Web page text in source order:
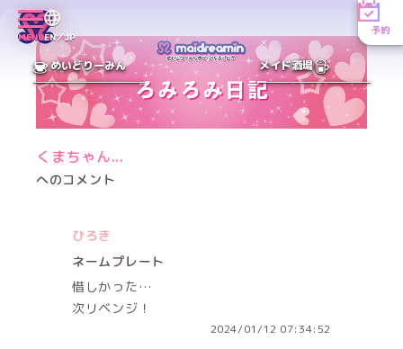
MENUEN／JP
予約
めいどりーみん メイド酒場
くまちゃん...
へのコメント
ひろき
ネームプレート
惜しかった…
次リベンジ！
2024/01/12 07:34:52